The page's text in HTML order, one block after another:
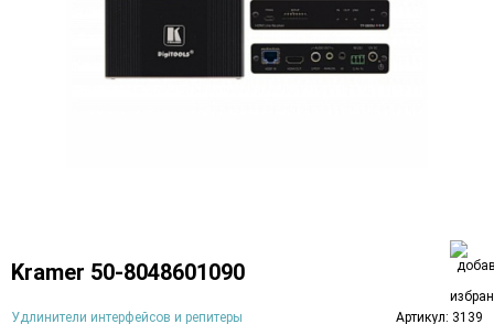
Kramer 50-8048601090
Удлинители интерфейсов и репитеры Артикул: 3139